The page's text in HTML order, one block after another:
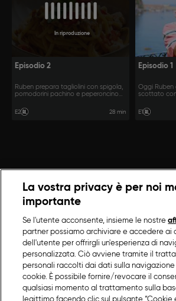
In riproduzione
Episodio 2
Ruben prepara tagliolini con spigola,
pomodorini pachino e peperoncino
E2 28 min
Episodio 1
Oggi Ruben
scottato
tonno alla
E1
La vostra privacy è per noi
importante
Se l'utente acconsente, insieme le nostre
partner possiamo archiviare e accedere ai
dell'utente per offrirgli un'esperienza di
personalizzata. Ciò avviene tramite il
personali raccolti dai dati sulla navigazione
cookie. È possibile fornire/revocare il
qualsiasi momento al trattamento sulla